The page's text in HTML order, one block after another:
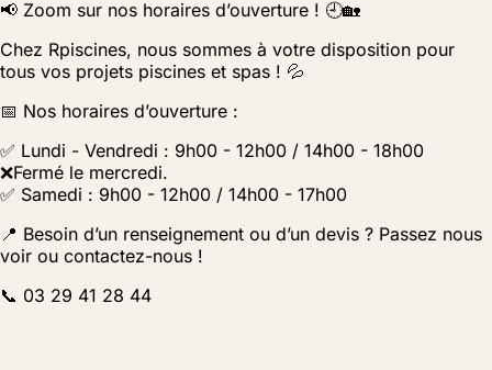
📢 Zoom sur nos horaires d’ouverture ! 🕘🏡
Chez Rpiscines, nous sommes à votre disposition pour
tous vos projets piscines et spas ! 💦
📅 Nos horaires d’ouverture :
✅ Lundi - Vendredi : 9h00 - 12h00 / 14h00 - 18h00
❌Fermé le mercredi.
✅ Samedi : 9h00 - 12h00 / 14h00 - 17h00
📍 Besoin d’un renseignement ou d’un devis ? Passez nous
voir ou contactez-nous !
📞 03 29 41 28 44